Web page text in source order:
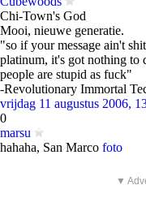
Chi-Town's God
Mooi, nieuwe generatie.
"so if your message ain't
platinum, it's got nothing to
people are stupid as fuck"
-Revolutionary Immortal
vrijdag 11 augustus 2006,
0
marsu
hahaha, San Marco foto
▼